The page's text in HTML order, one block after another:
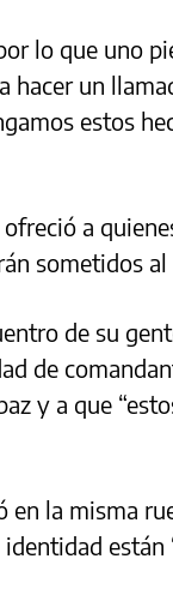
lo que uno
un
estos
a
sometidos
de su
de
y a que
en la misma
están